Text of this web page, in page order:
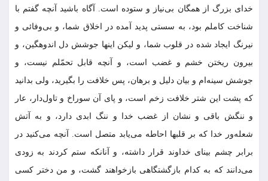
خداى بزرگ از همگان بى‌‏نیاز و ستوده است. آگاه باشید آنچه گفتم با
شناخت کاملم بود، به سستى پدید آمده در اخلاق شما، و بى‏‌وفائى و
نیرنگ ایجاد شده در قلوب شما، و لیکن اینها جوشش دل اندوهگین، و
بیرون ریختن خشم و غضب است، و آنچه قابل تحمّلم نیست، و
جوشش سینه‏‌ام و بیان دلیل و برهان، پس خلافت را بگیرید، ولى بدانید
که پشت این شتر خلافت زخم است، و پاى آن سوراخ و تاول‏‌دار، عار
و ننگش باقى و نشان از غضب خدا و ننگ ابدى دارد، و به آتش
شعله‌‏ور خدا که بر قلبها احاطه مى‌‏یابد متصل است. آنچه مى‌‏کنید در
برابر چشم بیناى خداوند قرار داشته، و آنانکه ستم کردند به زودى
مى‌‏دانند که به کدام بازگشتگاهى بازخواهند گشت، و من دختر کسى